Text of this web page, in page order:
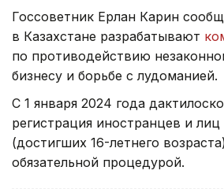
Госсоветник Ерлан Карин
в Казахстане разрабатывают
по противодействию
бизнесу и борьбе с лудоманией.
С 1 января 2024 года
регистрация иностранцев и
(достигших 16-летнего
обязательной процедурой.